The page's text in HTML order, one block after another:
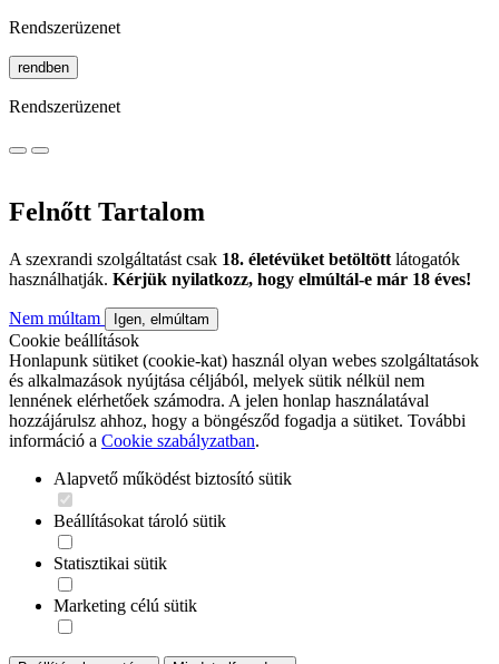
Rendszerüzenet
rendben
Rendszerüzenet
Felnőtt Tartalom
A szexrandi szolgáltatást csak 18. életévüket betöltött látogatók
használhatják. Kérjük nyilatkozz, hogy elmúltál-e már 18 éves!
Nem múltam Igen, elmúltam
Cookie beállítások
Honlapunk sütiket (cookie-kat) használ olyan webes szolgáltatások
és alkalmazások nyújtása céljából, melyek sütik nélkül nem
lennének elérhetőek számodra. A jelen honlap használatával
hozzájárulsz ahhoz, hogy a böngésződ fogadja a sütiket. További
információ a Cookie szabályzatban.
Alapvető működést biztosító sütik
Beállításokat tároló sütik
Statisztikai sütik
Marketing célú sütik